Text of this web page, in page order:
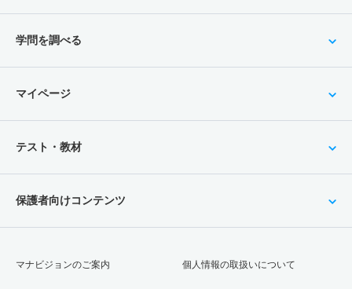
学問を調べる
マイページ
テスト・教材
保護者向けコンテンツ
マナビジョンのご案内 個人情報の取扱いについて